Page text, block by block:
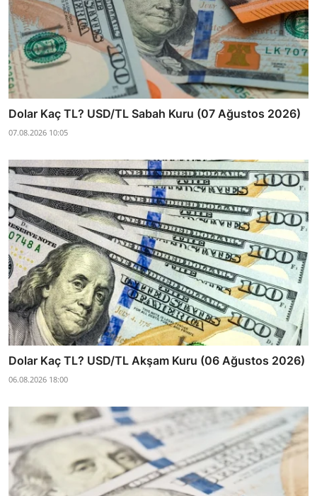
Dolar Kaç TL? USD/TL Sabah Kuru (07 Ağustos 2026)
07.08.2026 10:05
Dolar Kaç TL? USD/TL Akşam Kuru (06 Ağustos 2026)
06.08.2026 18:00